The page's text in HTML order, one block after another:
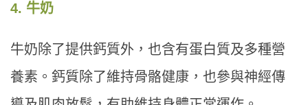
4. 牛奶
牛奶除了提供鈣質外，也含有蛋白質及多種營
養素。鈣質除了維持骨骼健康，也參與神經傳